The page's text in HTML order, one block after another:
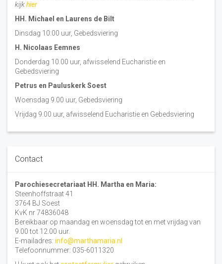
kijkhier
HH. Michael en Laurens de Bilt
Dinsdag 10:00 uur, Gebedsviering
H. Nicolaas Eemnes
Donderdag 10.00 uur, afwisselend Eucharistie en
Gebedsviering
Petrus en Pauluskerk Soest
Woensdag 9.00 uur, Gebedsviering
Vrijdag 9.00 uur, afwisselend Eucharistie en Gebedsviering
Contact
Parochiesecretariaat HH. Martha en Maria:
Steenhoffstraat 41
3764 BJ Soest
KvK nr 74836048
Bereikbaar op maandag en woensdag tot en met vrijdag van
9.00 tot 12.00 uur.
E-mailadres: info@marthamaria.nl
Telefoonnummer: 035-6011320